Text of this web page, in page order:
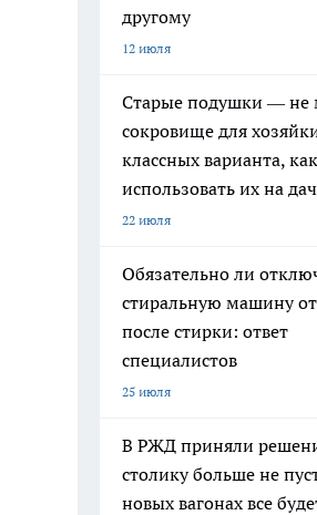
другому
12 июля
Старые подушки — не
сокровище для
классных варианта,
использовать их на
22 июля
Обязательно ли
стиральную машину от
после стирки: ответ
специалистов
25 июля
В РЖД приняли
столику больше не
новых вагонах все